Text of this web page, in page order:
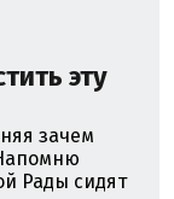
эту
зачем
Рады сидят